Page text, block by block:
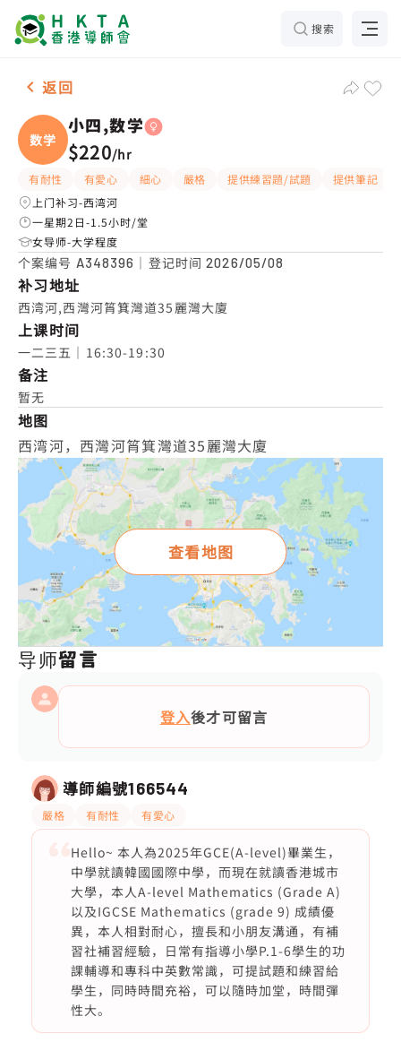
搜索
女-1名 小四,数学，西湾河 补习推介
返回
数学
小四,数学
$220/hr
有耐性 有愛心 細心 嚴格 提供練習題/試題 提供筆記
上门补习-西湾河
一星期2日-1.5小时/堂
女导师-大学程度
个案编号 A348396 ｜登记时间2026/05/08
补习地址
西湾河,西灣河筲箕灣道35麗灣大廈
上课时间
一二三五｜16:30-19:30
备注
暂无
地图
西湾河，西灣河筲箕灣道35麗灣大廈
查看地图
导师留言
登入後才可留言
導師編號166544
嚴格 有耐性 有愛心
Hello~ 本人為2025年GCE(A-level)畢業生，
中學就讀韓國國際中學，而現在就讀香港城市
大學，本人A-level Mathematics (Grade A)
以及IGCSE Mathematics (grade 9) 成績優
異，本人相對耐心，擅長和小朋友溝通，有補
習社補習經驗，日常有指導小學P.1-6學生的功
課輔導和專科中英數常識，可提試題和練習給
學生，同時時間充裕，可以隨時加堂，時間彈
性大。